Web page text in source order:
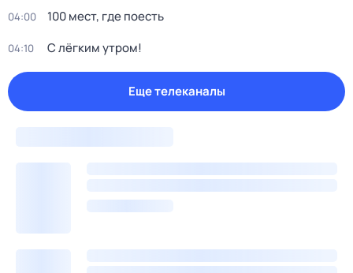
04:00 100 мест, где поесть
04:10 С лёгким утром!
Еще телеканалы